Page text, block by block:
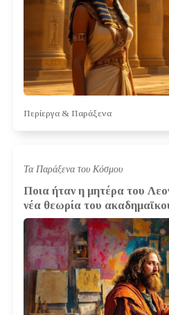
Περίεργα & Παράξενα
Τα Παράξενα του Κόσμου
Ποια ήταν η μητέρα του
νέα θεωρία του